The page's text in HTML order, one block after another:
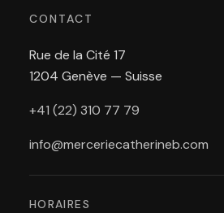
CONTACT
Rue de la Cité 17
1204 Genève — Suisse
+41 (22) 310 77 79
info@merceriecatherineb.com
HORAIRES